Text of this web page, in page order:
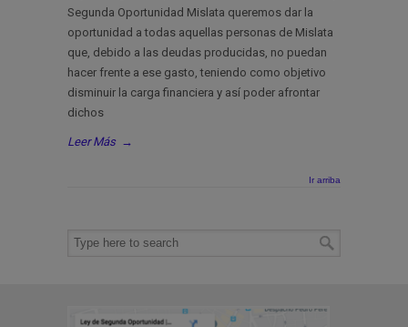
Segunda Oportunidad Mislata queremos dar la
oportunidad a todas aquellas personas de Mislata
que, debido a las deudas producidas, no puedan
hacer frente a ese gasto, teniendo como objetivo
disminuir la carga financiera y así poder afrontar
dichos
Leer Más →
Ir arriba